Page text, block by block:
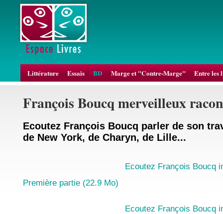
Littérature Essais BD Marge et "Contre-Marge" Entre les
François Boucq merveilleux
Ecoutez François Boucq parler de son
de New York, de Charyn, de Lille...
Ecoutez François Boucq
Première partie (22.9 Mo)
Ecoutez François Boucq